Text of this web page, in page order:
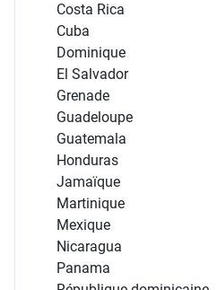
Costa Rica
Cuba
Dominique
El Salvador
Grenade
Guadeloupe
Guatemala
Honduras
Jamaïque
Martinique
Mexique
Nicaragua
Panama